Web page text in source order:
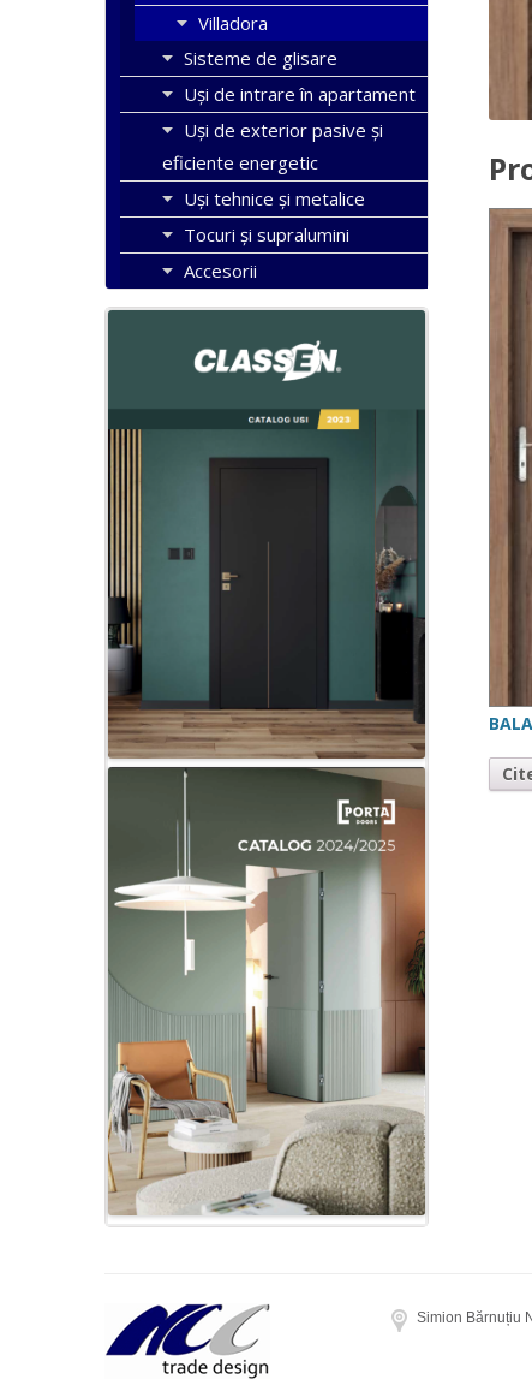
Villadora
Sisteme de glisare
Uși de intrare în apartament
Uşi de exterior pasive şi
eficiente energetic
Uși tehnice și metalice
Tocuri şi supralumini
Accesorii
Simion Bărnuțiu